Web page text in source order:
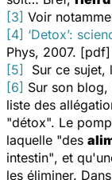
[3] Voir
[4] ‘Detox’:
Phys, 2007. [pdf]
[5]
Sur ce sujet,
[6] Sur son blog,
liste des
"détox". Le
laquelle "des
intestin", et
les éliminer.